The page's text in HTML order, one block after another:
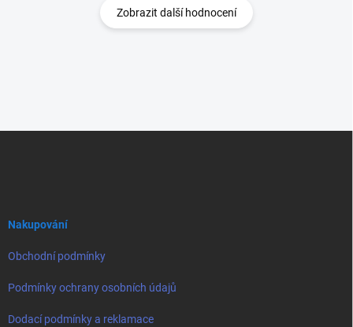
Zobrazit další hodnocení
Nakupování
Obchodní podmínky
Podmínky ochrany osobních údajů
Dodací podmínky a reklamace